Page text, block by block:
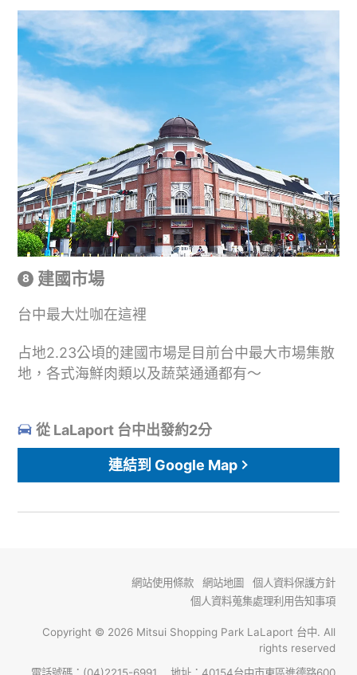
建國市場
台中最大灶咖在這裡
占地2.23公頃的建國市場是目前台中最大市場集散
地，各式海鮮肉類以及蔬菜通通都有～
從 LaLaport 台中出發約2分
連結到 Google Map
網站使用條款 網站地圖
個人資料保護方針
個人資料蒐集處理利用告知事項
Copyright © 2026 Mitsui Shopping Park LaLaport 台中. All
rights reserved